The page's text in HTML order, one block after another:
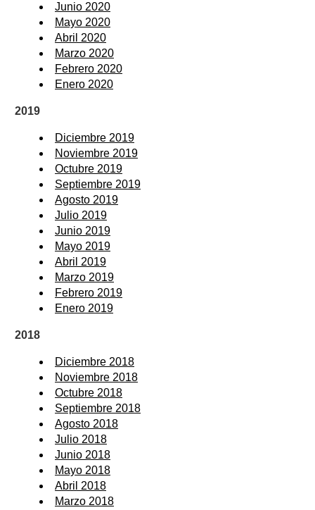
Junio 2020
Mayo 2020
Abril 2020
Marzo 2020
Febrero 2020
Enero 2020
2019
Diciembre 2019
Noviembre 2019
Octubre 2019
Septiembre 2019
Agosto 2019
Julio 2019
Junio 2019
Mayo 2019
Abril 2019
Marzo 2019
Febrero 2019
Enero 2019
2018
Diciembre 2018
Noviembre 2018
Octubre 2018
Septiembre 2018
Agosto 2018
Julio 2018
Junio 2018
Mayo 2018
Abril 2018
Marzo 2018